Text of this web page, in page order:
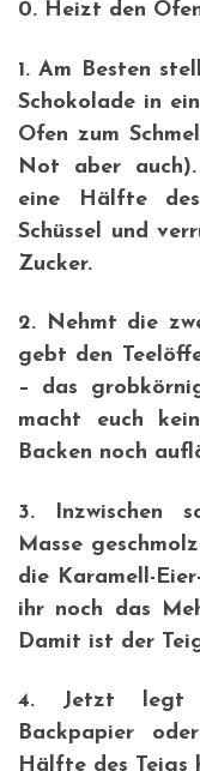
0. Heizt den
1. Am Besten
Schokolade in
Ofen zum
Not aber
eine Hälfte
Schüssel und
Zucker.
2. Nehmt die
gebt den
– das
macht euch
Backen noch
3. Inzwischen
Masse
die Karamell-
ihr noch das
Damit ist der
4. Jetzt legt
Backpapier
Hälfte des Teigs